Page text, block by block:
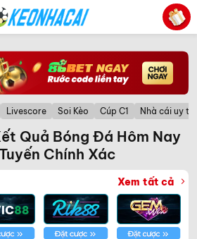
Livescore Soi Kèo Cúp C1 Nhà cái uy tín
Quả Bóng Đá Hôm Nay
Chính Xác
Xem tất cả